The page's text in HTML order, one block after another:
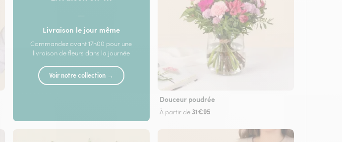
—
Livraison le jour même
Commandez avant 17h00 pour une
livraison de fleurs dans la journée
Voir notre collection →
Douceur poudrée
À partir de 31€95